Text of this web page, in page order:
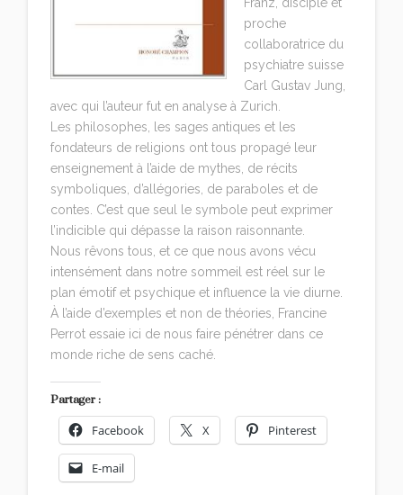
proche
collaboratrice du
psychiatre suisse
Carl Gustav Jung,
avec qui l’auteur fut en analyse à Zurich.
Les philosophes, les sages antiques et les
fondateurs de religions ont tous propagé leur
enseignement à l’aide de mythes, de récits
symboliques, d’allégories, de paraboles et de
contes. C’est que seul le symbole peut exprimer
l’indicible qui dépasse la raison raisonnante.
Nous rêvons tous, et ce que nous avons vécu
intensément dans notre sommeil est réel sur le
plan émotif et psychique et influence la vie diurne.
À l’aide d’exemples et non de théories, Francine
Perrot essaie ici de nous faire pénétrer dans ce
monde riche de sens caché.
Partager :
Facebook X Pinterest
E-mail